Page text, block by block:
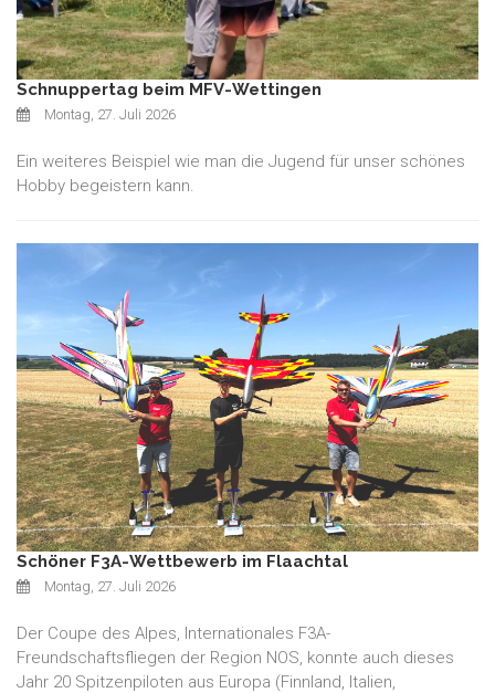
Schnuppertag beim MFV-Wettingen
Montag, 27. Juli 2026
Ein weiteres Beispiel wie man die Jugend für unser schönes
Hobby begeistern kann.
Schöner F3A-Wettbewerb im Flaachtal
Montag, 27. Juli 2026
Der Coupe des Alpes, Internationales F3A-
Freundschaftsfliegen der Region NOS, konnte auch dieses
Jahr 20 Spitzenpiloten aus Europa (Finnland, Italien,